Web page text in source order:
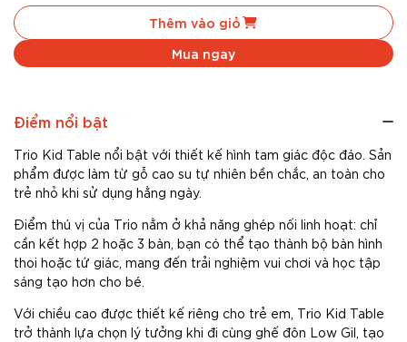
Kid
Thêm vào giỏ
Mua ngay
Điểm nổi bật
Trio Kid Table nổi bật với thiết kế hình tam giác độc đáo. Sản
phẩm được làm từ gỗ cao su tự nhiên bền chắc, an toàn cho
trẻ nhỏ khi sử dụng hằng ngày.
Điểm thú vị của Trio nằm ở khả năng ghép nối linh hoạt: chỉ
cần kết hợp 2 hoặc 3 bàn, bạn có thể tạo thành bộ bàn hình
thoi hoặc tứ giác, mang đến trải nghiệm vui chơi và học tập
sáng tạo hơn cho bé.
Với chiều cao được thiết kế riêng cho trẻ em, Trio Kid Table
trở thành lựa chọn lý tưởng khi đi cùng ghế đôn Low Gil, tạo